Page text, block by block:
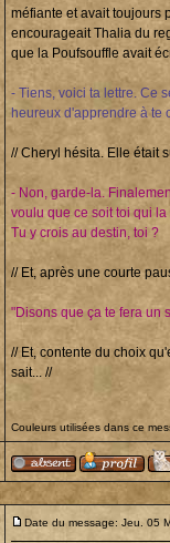
méfiante et avait toujours
encourageait Thalia du
que la Poufsouffle avait
- Tiens, voici ta lettre. Ce
heureux d'apprendre à te
// Cheryl hésita. Elle était
- Non, garde-la.
voulu que ce soit toi qui
Tu y crois au destin, toi ?
// Et, après une courte
"Disons que ça te fera un
// Et, contente du choix
sait... //
Couleurs utilisées dans ce
Date du message: Jeu. 05